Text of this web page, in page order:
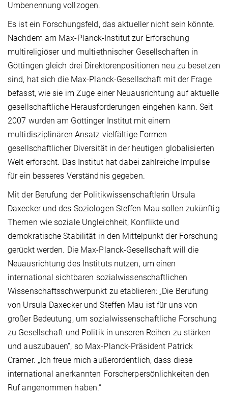
Umbenennung vollzogen.
Es ist ein Forschungsfeld, das aktueller nicht sein könnte.
Nachdem am Max-Planck-Institut zur Erforschung
multireligiöser und multiethnischer Gesellschaften in
Göttingen gleich drei Direktorenpositionen neu zu besetzen
sind, hat sich die Max-Planck-Gesellschaft mit der Frage
befasst, wie sie im Zuge einer Neuausrichtung auf aktuelle
gesellschaftliche Herausforderungen eingehen kann. Seit
2007 wurden am Göttinger Institut mit einem
multidisziplinären Ansatz vielfältige Formen
gesellschaftlicher Diversität in der heutigen globalisierten
Welt erforscht. Das Institut hat dabei zahlreiche Impulse
für ein besseres Verständnis gegeben.
Mit der Berufung der Politikwissenschaftlerin Ursula
Daxecker und des Soziologen Steffen Mau sollen zukünftig
Themen wie soziale Ungleichheit, Konflikte und
demokratische Stabilität in den Mittelpunkt der Forschung
gerückt werden. Die Max-Planck-Gesellschaft will die
Neuausrichtung des Instituts nutzen, um einen
international sichtbaren sozialwissenschaftlichen
Wissenschaftsschwerpunkt zu etablieren: „Die Berufung
von Ursula Daxecker und Steffen Mau ist für uns von
großer Bedeutung, um sozialwissenschaftliche Forschung
zu Gesellschaft und Politik in unseren Reihen zu stärken
und auszubauen“, so Max-Planck-Präsident Patrick
Cramer. „Ich freue mich außerordentlich, dass diese
international anerkannten Forscherpersönlichkeiten den
Ruf angenommen haben.“